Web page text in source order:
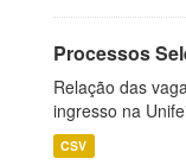
Processos
Relação das
ingresso na
CSV